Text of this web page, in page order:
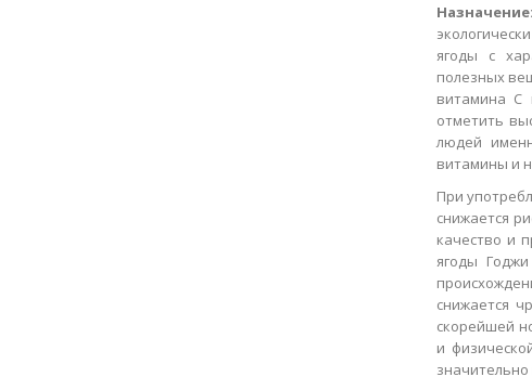
Назначение:
ягоды с
полезных
витамина С
отметить
людей
витамины и
При
снижается
качество и
ягоды
снижается
скорейшей
и